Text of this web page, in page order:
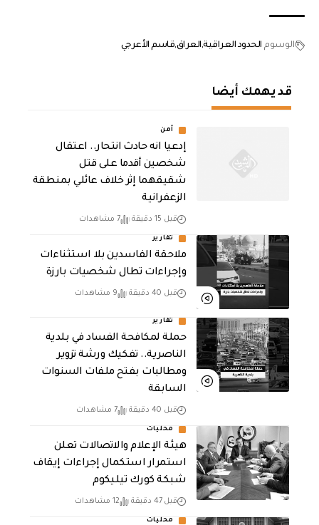
الوسوم الحدود العراقية العراققاسم الأعرجي
قد يهمك أيضا
أمن
إدعيا انه حادث انتحار.. اعتقال
شخصين أقدما على قتل
شقيقهما إثر خلاف عائلي بمنطقة
الزعفرانية
قبل 15 دقيقة 7 مشاهدات
تقارير
ملاحقة الفاسدين بلا استثناءات
وإجراءات تطال شخصيات بارزة
قبل 40 دقيقة 9 مشاهدات
تقارير
حملة لمكافحة الفساد في بلدية
الناصرية.. تفكيك ورشة تزوير
ومطالبات بفتح ملفات السنوات
السابقة
قبل 40 دقيقة 7 مشاهدات
محليات
هيئة الإعلام والاتصالات تعلن
استمرار استكمال إجراءات إيقاف
شبكة كورك تيليكوم
قبل 47 دقيقة 12 مشاهدات
محليات